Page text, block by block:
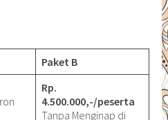
Paket B
Rp.
4.500.000,-/peserta
Tanpa Menginap di